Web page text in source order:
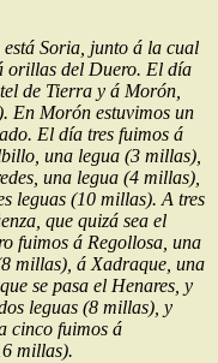
Soria, junto á la cual
orillas del Duero. El día
de Tierra y á Morón,
En Morón estuvimos un
El día tres fuimos á
una legua (3 millas),
una legua (4 millas),
leguas (10 millas). A tres
que quizá sea el
fuimos á Regollosa, una
millas), á Xadraque, una
se pasa el Henares, y
leguas (8 millas), y
cinco fuimos á
millas).